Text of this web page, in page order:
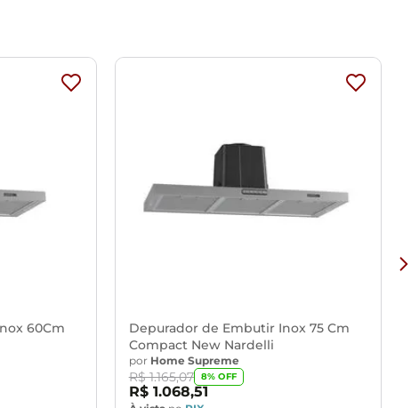
60Cm
Depurador de Embutir Inox 75 Cm
Compact New Nardelli
por Home Supreme
R$ 1.165,07 8% OFF
R$ 1.068,51